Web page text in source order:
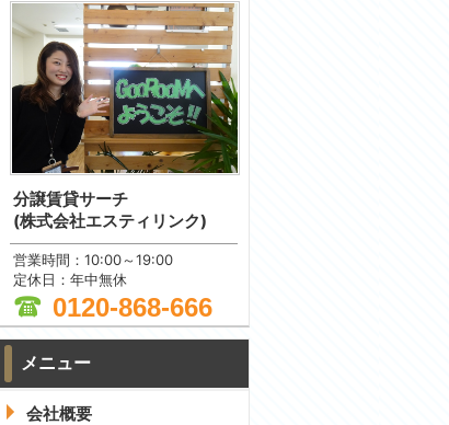
分譲賃貸サーチ
(株式会社エスティリンク)
営業時間：10:00～19:00
定休日：年中無休
0120-868-666
メニュー
会社概要